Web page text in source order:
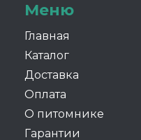
Меню
Главная
Каталог
Доставка
Оплата
О питомнике
Гарантии